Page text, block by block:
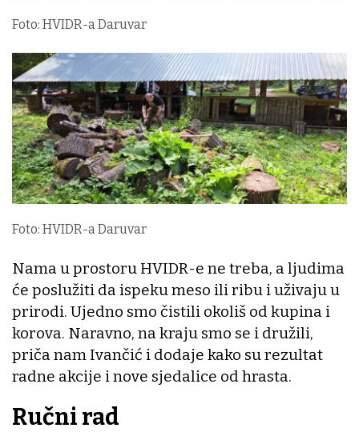
Foto: HVIDR-a Daruvar
Foto: HVIDR-a Daruvar
Nama u prostoru HVIDR-e ne treba, a ljudima
će poslužiti da ispeku meso ili ribu i uživaju u
prirodi. Ujedno smo čistili okoliš od kupina i
korova. Naravno, na kraju smo se i družili,
priča nam Ivančić i dodaje kako su rezultat
radne akcije i nove sjedalice od hrasta.
Ručni rad